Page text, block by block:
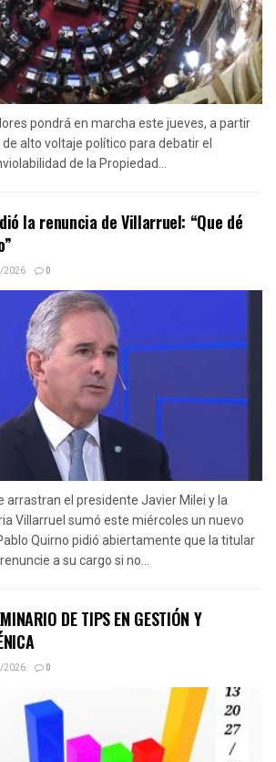
pondrá en marcha este jueves, a partir
alto voltaje político para debatir el
de la Propiedad...
la renuncia de Villarruel: “Que dé
2026 0
arrastran el presidente Javier Milei y la
Villarruel sumó este miércoles un nuevo
Quirno pidió abiertamente que la titular
a su cargo si no...
DE TIPS EN GESTIÓN Y
2026 0